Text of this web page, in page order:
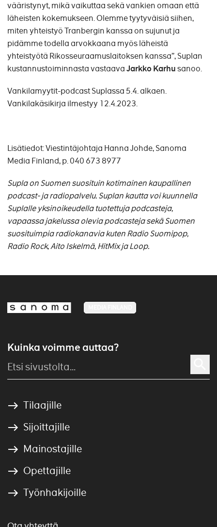
vääristynyt, mikä vaikuttaa sekä vankien omaan että
läheisten kokemukseen. Olemme tyytyväisiä siihen,
miten yhteistyö Tranbergin kanssa on sujunut ja
pidämme todella arvokkaana myös läheistä
yhteistyötä Rikosseuraamuslaitoksen kanssa”, Suplan
kustannustoiminnasta vastaavaJarkko Karhusanoo.
Vankilamyytit-podcast Suplassa 5.4. alkaen.
Vankilakäsikirja ilmestyy 12.4.2023.
Lisätiedot: Viestintäjohtaja Hanna Johde, Sanoma
Media Finland, p. 040 673 8977
Supla on Suomen suosituin kotimainen kaupallinen
podcast- ja radiopalvelu. Suplan kautta voi kuunnella
Suplalle yksinoikeudella tuotettuja podcasteja,
vapaassa jakelussa olevia podcasteja sekä Suomen
suosituimpia radiokanavia kuten Radio Suomipop,
Radio Rock, Aito Iskelmä, HitMix ja Loop.
Kuinka voimme auttaa?
Tilaajille
Sijoittajille
Mainostajille
Opettajille
Työnhakijoille